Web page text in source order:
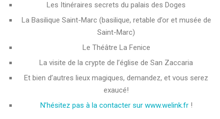
Les Itinéraires secrets du palais des Doges
La Basilique Saint-Marc (basilique, retable d’or et musée de
Saint-Marc)
Le Théâtre La Fenice
La visite de la crypte de l’église de San Zaccaria
Et bien d’autres lieux magiques, demandez, et vous serez
exaucé!
N’hésitez pas à la contacter sur www.welink.fr!